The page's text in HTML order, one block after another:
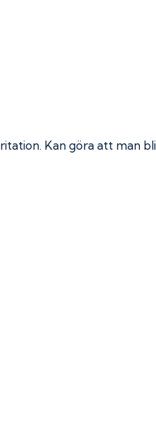
Kan göra att man